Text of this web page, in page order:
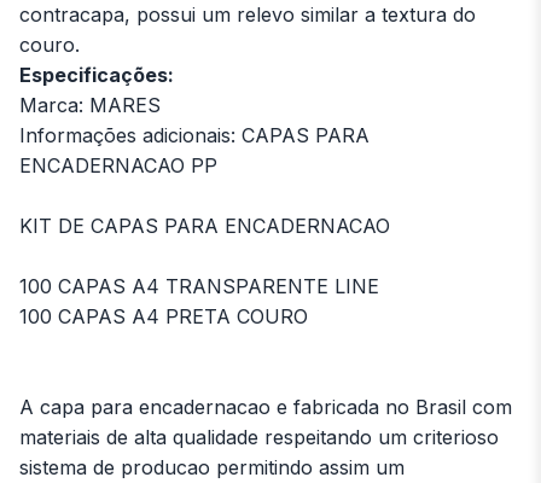
contracapa, possui um relevo similar a textura do
couro.
Especificações:
Marca: MARES
Informações adicionais: CAPAS PARA
ENCADERNACAO PP
KIT DE CAPAS PARA ENCADERNACAO
100 CAPAS A4 TRANSPARENTE LINE
100 CAPAS A4 PRETA COURO
A capa para encadernacao e fabricada no Brasil com
materiais de alta qualidade respeitando um criterioso
sistema de producao permitindo assim um